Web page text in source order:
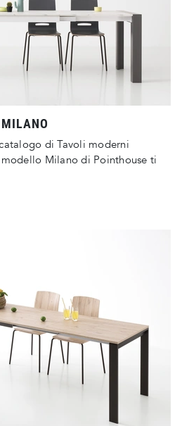
MILANO
di Tavoli moderni
Milano di Pointhouse ti